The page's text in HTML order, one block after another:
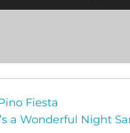
Fiesta
a Wonderful Night